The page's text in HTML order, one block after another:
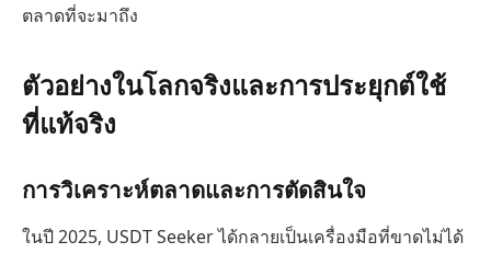
ตลาดที่จะมาถึง
ตัวอย่างในโลกจริงและการประยุกต์ใช้
ที่แท้จริง
การวิเคราะห์ตลาดและการตัดสินใจ
ในปี 2025, USDT Seeker ได้กลายเป็นเครื่องมือที่ขาดไม่ได้